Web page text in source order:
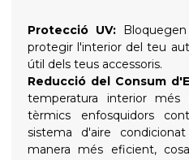
Protecció UV:Bloquegen
protegir l'interior del teu
útil dels teus accessoris.
Reducció del Consum
temperatura interior
tèrmics enfosquidors
sistema d'aire
manera més eficient,